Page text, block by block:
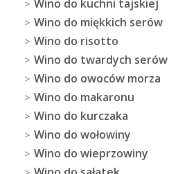
Wino do kuchni tajskiej
Wino do miękkich serów
Wino do risotto
Wino do twardych serów
Wino do owoców morza
Wino do makaronu
Wino do kurczaka
Wino do wołowiny
Wino do wieprzowiny